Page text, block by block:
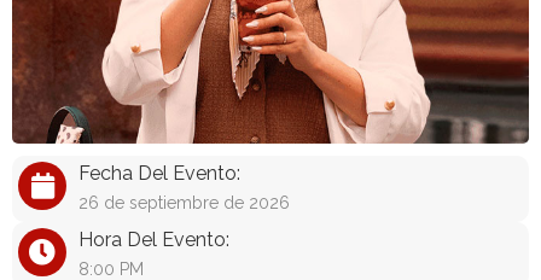
Fecha Del Evento:
26 de septiembre de 2026
Hora Del Evento:
8:00 PM